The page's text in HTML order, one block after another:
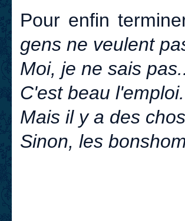
Pour enfin
gens ne veulent
Moi, je ne sais
C'est beau l'emploi.
Mais il y a des
Sinon, les